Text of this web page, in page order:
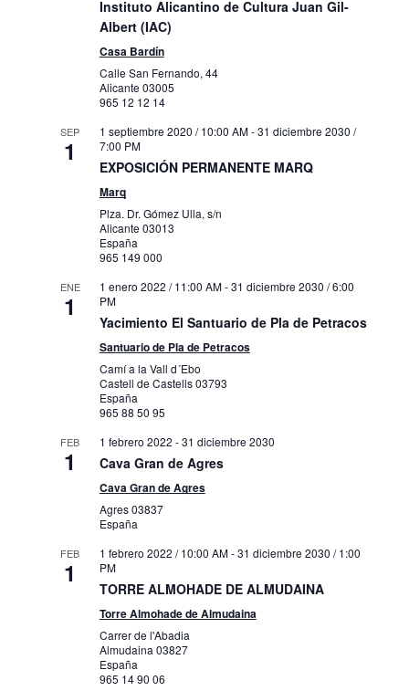
Instituto Alicantino de Cultura Juan Gil-
Albert (IAC)
Casa Bardín
Calle San Fernando, 44
Alicante 03005
965 12 12 14
SEP
1
1 septiembre 2020 / 10:00 AM-31 diciembre 2030 /
7:00 PM
EXPOSICIÓN PERMANENTE MARQ
Marq
Plza. Dr. Gómez Ulla, s/n
Alicante 03013
España
965 149 000
ENE
1
1 enero 2022 / 11:00 AM-31 diciembre 2030 / 6:00
PM
Yacimiento El Santuario de Pla de Petracos
Santuario de Pla de Petracos
Camí a la Vall d´Ebo
Castell de Castells03793
España
965 88 50 95
FEB
1
1 febrero 2022 -31 diciembre 2030
Cava Gran de Agres
Cava Gran de Agres
Agres03837
España
FEB
1
1 febrero 2022 / 10:00 AM-31 diciembre 2030 / 1:00
PM
TORRE ALMOHADE DE ALMUDAINA
Torre Almohade de Almudaina
Carrer de l'Abadia
Almudaina 03827
España
965 14 90 06